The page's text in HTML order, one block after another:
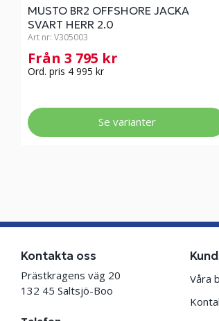
MUSTO BR2 OFFSHORE JACKA
SVART HERR 2.0
Art nr: V305003
Från 3 795 kr
Ord. pris 4 995 kr
Se varianter
Kontakta oss
Prästkragens väg 20
132 45 Saltsjö-Boo
Våra